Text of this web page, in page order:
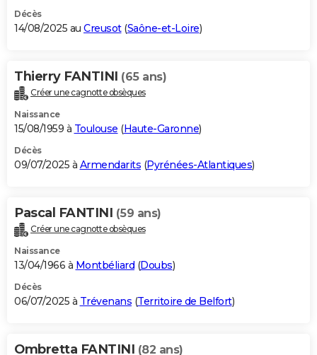
Décès
14/08/2025 au Creusot(Saône-et-Loire)
Thierry FANTINI (65 ans)
Créer une cagnotte obsèques
Naissance
15/08/1959 à Toulouse (Haute-Garonne)
Décès
09/07/2025 à Armendarits (Pyrénées-Atlantiques)
Pascal FANTINI (59 ans)
Créer une cagnotte obsèques
Naissance
13/04/1966 à Montbéliard (Doubs)
Décès
06/07/2025 à Trévenans (Territoire de Belfort)
Ombretta FANTINI (82 ans)